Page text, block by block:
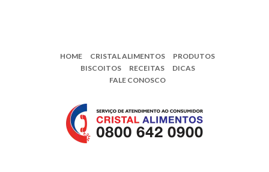
HOME CRISTAL ALIMENTOS
PRODUTOS
BISCOITOS
RECEITAS
DICAS
FALE CONOSCO